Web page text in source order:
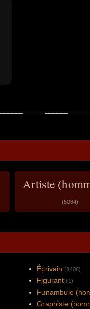
Artiste
(5064)
Écrivain (1406)
Figurant (1)
Funambule
Graphiste